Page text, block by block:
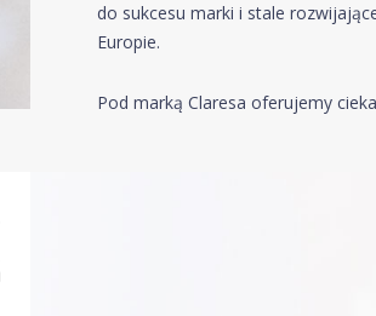
do sukcesu marki i stale
Europie.
Pod marką Claresa oferujemy